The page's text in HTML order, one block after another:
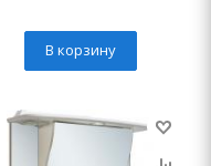
В корзину